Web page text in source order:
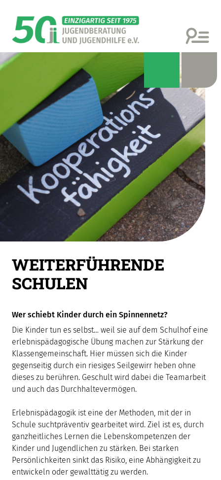
WEITERFÜHRENDE
SCHULEN
Wer schiebt Kinder durch ein Spinnennetz?
Die Kinder tun es selbst… weil sie auf dem Schulhof eine
erlebnispädagogische Übung machen zur Stärkung der
Klassengemeinschaft. Hier müssen sich die Kinder
gegenseitig durch ein riesiges Seilgewirr heben ohne
dieses zu berühren. Geschult wird dabei die Teamarbeit
und auch das Durchhaltevermögen.
Erlebnispädagogik ist eine der Methoden, mit der in
Schule suchtpräventiv gearbeitet wird. Ziel ist es, durch
ganzheitliches Lernen die Lebenskompetenzen der
Kinder und Jugendlichen zu stärken. Bei starken
Persönlichkeiten sinkt das Risiko, eine Abhängigkeit zu
entwickeln oder gewalttätig zu werden.